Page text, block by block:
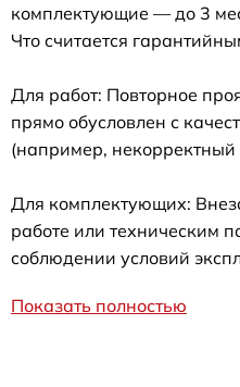
комплектующие — до 3
Что считается
Для работ: Повторное
прямо обусловлен с
(например, некорректный
Для комплектующих:
работе или техническим
соблюдении условий
Показать полностью